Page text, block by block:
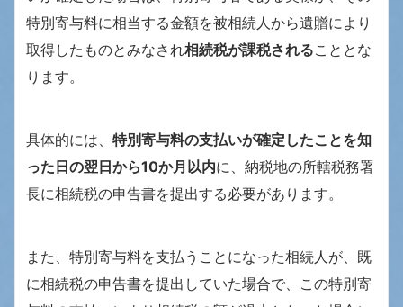
特別寄与料に相当する金額を被相続人から遺贈により
取得したものとみなされ相続税が課税されることとな
ります。
具体的には、 特別寄与料の支払いが確定したことを知
った日の翌日から10か月以内に、納税地の所轄税務署
長に相続税の申告書を提出する必要があります。
また、特別寄与料を支払うことになった相続人が、既
に相続税の申告書を提出していた場合で、この特別寄